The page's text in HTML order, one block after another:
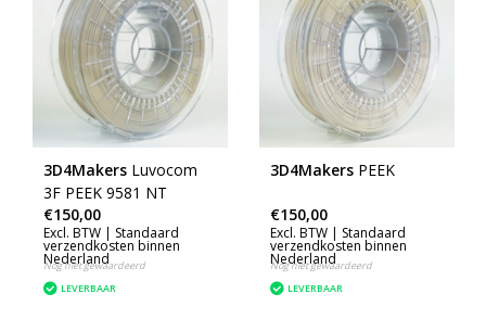
3D4Makers Luvocom
3F PEEK 9581 NT
€150,00
Excl. BTW | Standaard
verzendkosten binnen
Nederland
Nog niet gewaardeerd
LEVERBAAR
3D4Makers PEEK
€150,00
Excl. BTW | Standaard
verzendkosten binnen
Nederland
Nog niet gewaardeerd
LEVERBAAR